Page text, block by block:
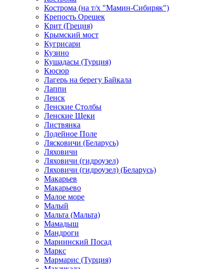
Кострома (на т/х "Мамин-Сибиряк")
Крепость Орешек
Крит (Греция)
Крымский мост
Кугрисари
Кузино
Кушадасы (Турция)
Кюсюр
Лагерь на берегу Байкала
Лаппи
Ленск
Ленские Столбы
Ленские Щеки
Листвянка
Лодейное Поле
Лясковичи (Беларусь)
Ляховичи
Ляховичи (гидроузел)
Ляховичи (гидроузел) (Беларусь)
Макарьев
Макарьево
Малое море
Малый
Мальта (Мальта)
Мамадыш
Мандроги
Мариинский Посад
Маркс
Мармарис (Турция)